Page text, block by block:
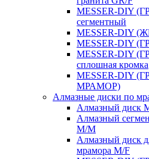
MESSER-DIY
сегментный
MESSER-DIY
MESSER-DIY
MESSER-DIY
сплошная кромка
MESSER-DIY
МРАМОР)
Алмазные диски по
Алмазный диск
Алмазный
M/M
Алмазный диск
мрамора M/F